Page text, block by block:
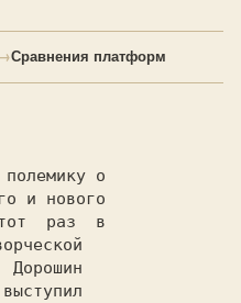
Сравнения платформ
Дорошин